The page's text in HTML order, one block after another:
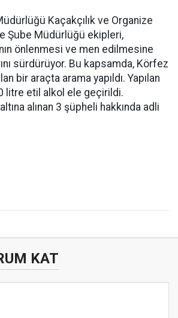
Kaçakçılık ve Organize
Şube Müdürlüğü ekipleri,
önlenmesi ve men edilmesine
sürdürüyor. Bu kapsamda, Körfez
bir araçta arama yapıldı. Yapılan
litre etil alkol ele geçirildi.
alınan 3 şüpheli hakkında adli
KAT